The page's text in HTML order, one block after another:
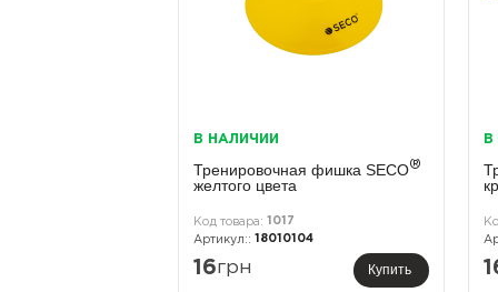
В НАЛИЧИИ
Тренировочная фишка SECO®
желтого цвета
1017
18010104
16грн Купить
В